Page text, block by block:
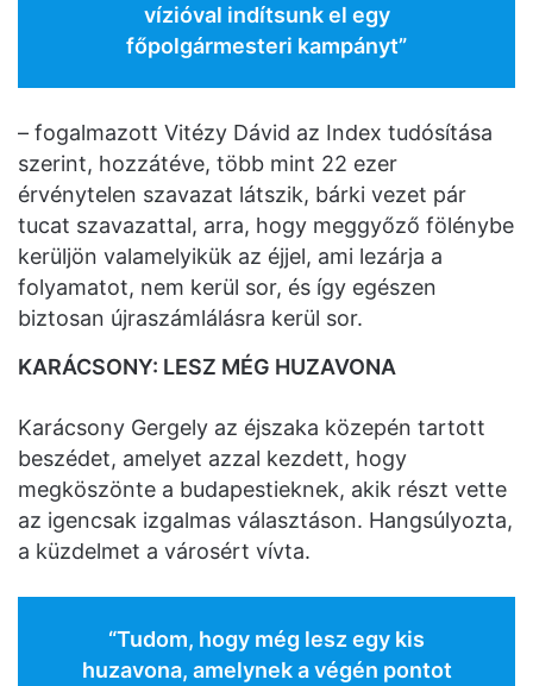
vízióval indítsunk el egy
főpolgármesteri kampányt”
– fogalmazott Vitézy Dávid az Index tudósítása
szerint, hozzátéve, több mint 22 ezer
érvénytelen szavazat látszik, bárki vezet pár
tucat szavazattal, arra, hogy meggyőző fölénybe
kerüljön valamelyikük az éjjel, ami lezárja a
folyamatot, nem kerül sor, és így egészen
biztosan újraszámlálásra kerül sor.
KARÁCSONY: LESZ MÉG HUZAVONA
Karácsony Gergely az éjszaka közepén tartott
beszédet, amelyet azzal kezdett, hogy
megköszönte a budapestieknek, akik részt vette
az igencsak izgalmas választáson. Hangsúlyozta,
a küzdelmet a városért vívta.
“Tudom, hogy még lesz egy kis
huzavona, amelynek a végén pontot